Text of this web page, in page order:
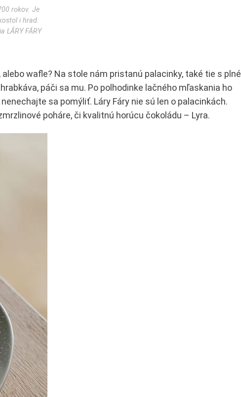
rokov. Je
i hrad.
LÁRY FÁRY
wafle? Na stole nám pristanú palacinky, také tie s plné
páči sa mu. Po polhodinke lačného mľaskania ho
sa pomýliť. Láry Fáry nie sú len o palacinkách.
poháre, či kvalitnú horúcu čokoládu – Lyra.